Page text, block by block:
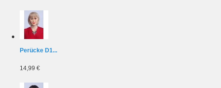
Perücke D1...
14,99 €